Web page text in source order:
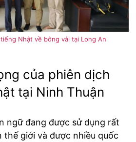
Nhật về bông vải tại Long An
của phiên dịch
tại Ninh Thuận
ngữ đang được sử dụng rất
thế giới và được nhiều quốc